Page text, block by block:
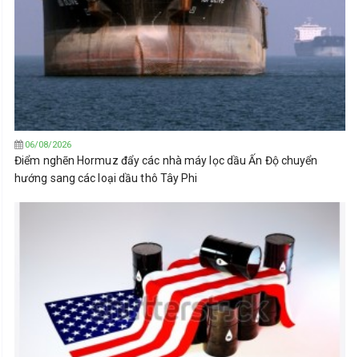
06/08/2026
Điểm nghẽn Hormuz đẩy các nhà máy lọc dầu Ấn Độ chuyển
hướng sang các loại dầu thô Tây Phi